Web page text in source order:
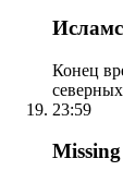
Конец
23:59